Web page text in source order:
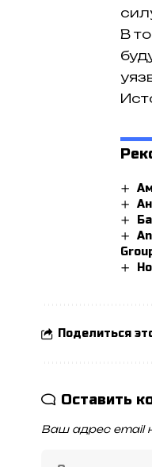
В
Поделиться
Оставить
Ваш адрес email